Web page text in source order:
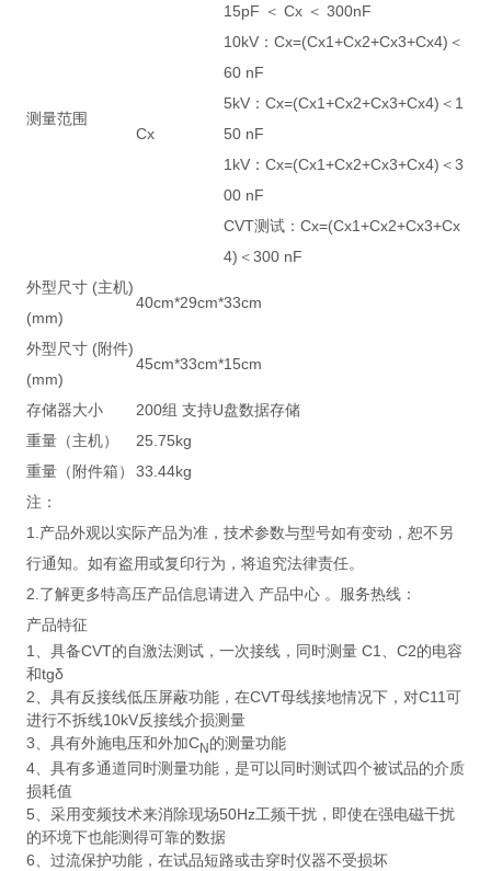
测量范围
Cx
15pF ＜ Cx ＜ 300nF
10kV：Cx=(Cx1+Cx2+Cx3+Cx4)＜
60 nF
5kV：Cx=(Cx1+Cx2+Cx3+Cx4)＜1
50 nF
1kV：Cx=(Cx1+Cx2+Cx3+Cx4)＜3
00 nF
CVT测试：Cx=(Cx1+Cx2+Cx3+Cx
4)＜300 nF
外型尺寸 (主机)
(mm)
40cm*29cm*33cm
外型尺寸 (附件)
(mm)
45cm*33cm*15cm
存储器大小
200组 支持U盘数据存储
重量（主机）
25.75kg
重量（附件箱）
33.44kg
注：
1.产品外观以实际产品为准，技术参数与型号如有变动，恕不另
行通知。如有盗用或复印行为，将追究法律责任。
2.了解更多特高压产品信息请进入 产品中心 。服务热线：
产品特征
1、具备CVT的自激法测试，一次接线，同时测量 C1、C2的电容
和tgδ
2、具有反接线低压屏蔽功能，在CVT母线接地情况下，对C11可
进行不拆线10kV反接线介损测量
3、具有外施电压和外加CN 的测量功能
4、具有多通道同时测量功能，是可以同时测试四个被试品的介质
损耗值
5、采用变频技术来消除现场50Hz工频干扰，即使在强电磁干扰
的环境下也能测得可靠的数据
6、过流保护功能，在试品短路或击穿时仪器不受损坏